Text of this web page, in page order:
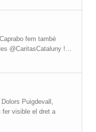
fem també
@CaritasCataluny !…
Puigdevall,
fer visible el dret a